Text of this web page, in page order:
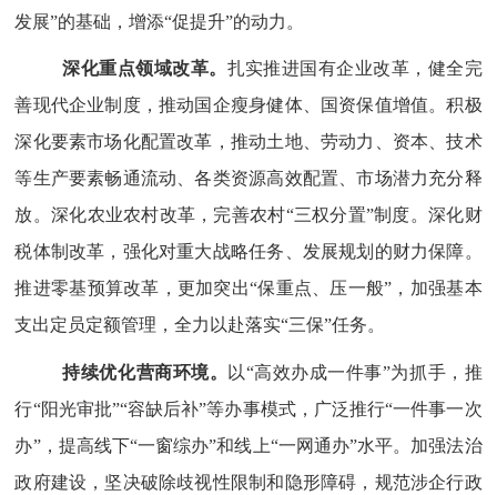
发展”的基础，增添“促提升”的动力。
深化重点领域改革。 扎实推进国有企业改革，健全完
善现代企业制度，推动国企瘦身健体、国资保值增值。积极
深化要素市场化配置改革，推动土地、劳动力、资本、技术
等生产要素畅通流动、各类资源高效配置、市场潜力充分释
放。深化农业农村改革，完善农村“三权分置”制度。深化财
税体制改革，强化对重大战略任务、发展规划的财力保障。
推进零基预算改革，更加突出“保重点、压一般”，加强基本
支出定员定额管理，全力以赴落实“三保”任务。
持续优化营商环境。 以“高效办成一件事”为抓手， 推
行“阳光审批”“容缺后补”等办事模式， 广泛推行“一件事一次
办”，提高线下“一窗综办”和线上“一网通办”水平。加强法治
政府建设，坚决破除歧视性限制和隐形障碍，规范涉企行政